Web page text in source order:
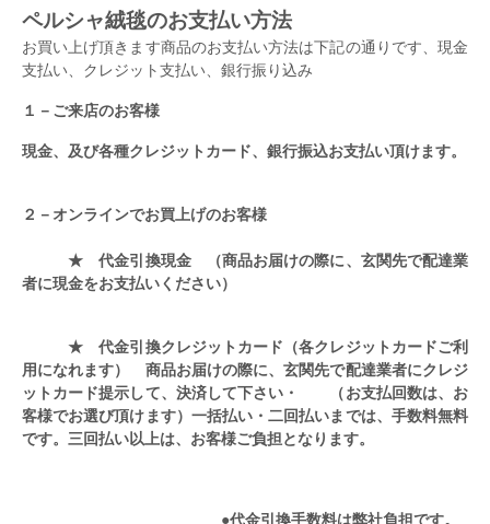
ペルシャ絨毯のお支払い方法
お買い上げ頂きます商品のお支払い方法は下記の通りです、現金
支払い、クレジット支払い、銀行振り込み
１－ご来店のお客様
現金、及び各種クレジットカード、銀行振込お支払い頂けます。
２－オンラインでお買上げのお客様
★ 代金引換現金 （商品お届けの際に、玄関先で配達業
者に現金をお支払いください）
★ 代金引換クレジットカード（各クレジットカードご利
用になれます） 商品お届けの際に、玄関先で配達業者にクレジ
ットカード提示して、決済して下さい・ （お支払回数は、お
客様でお選び頂けます）一括払い・二回払いまでは、手数料無料
です。三回払い以上は、お客様ご負担となります。
●代金引換手数料は弊社負担です。